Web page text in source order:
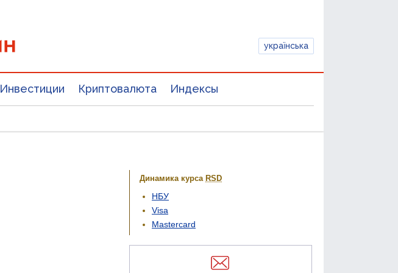
українська
Инвестиции Криптовалюта Индексы
Динамика курса RSD
НБУ
Visa
Mastercard